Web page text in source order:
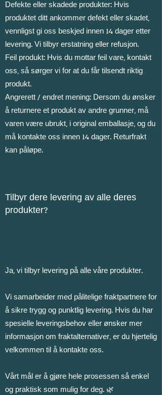
Defekte eller skadede produkter: Hvis
produktet ditt ankommer defekt eller skadet,
vennligst gi oss beskjed innen 14 dager etter
levering. Vi tilbyr erstatning eller refusjon.
Feil produkt: Hvis du mottar feil vare, kontakt
oss, så sørger vi for at du får tilsendt riktig
produkt.
Angrerett / endret mening: Dersom du ønsker
å returnere et produkt av andre grunner, må
varen være ubrukt, i original emballasje, og du
må kontakte oss innen 14 dager. Returfrakt
kan påløpe.
Tilbyr dere levering av alle deres
produkter?
Ja, vi tilbyr levering på alle våre produkter.
Vi samarbeider med pålitelige fraktpartnere for
å sikre trygg og punktlig levering. Hvis du har
spesielle leveringsbehov eller ønsker mer
informasjon om fraktalternativer, er du hjertelig
velkommen til å kontakte oss.
Vårt mål er å gjøre hele prosessen så enkel
og praktisk som mulig for deg. 🌿